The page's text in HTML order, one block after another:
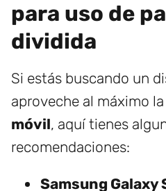
para uso de
dividida
Si estás buscando un
aproveche al máximo la
móvil, aquí tienes
recomendaciones:
Samsung Galaxy